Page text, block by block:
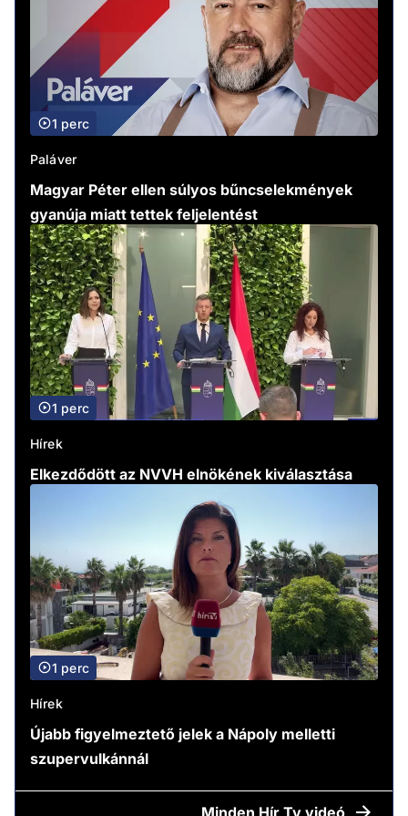
1 perc
Paláver
Magyar Péter ellen súlyos bűncselekmények
gyanúja miatt tettek feljelentést
1 perc
Hírek
Elkezdődött az NVVH elnökének kiválasztása
1 perc
Hírek
Újabb figyelmeztető jelek a Nápoly melletti
szupervulkánnál
Minden Hír Tv videó